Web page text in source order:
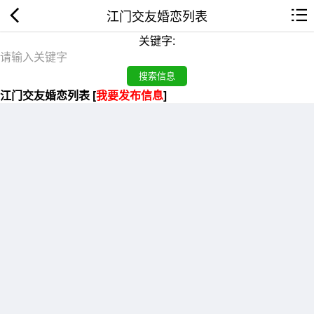
江门交友婚恋列表
关键字:
江门交友婚恋列表 [我要发布信息]